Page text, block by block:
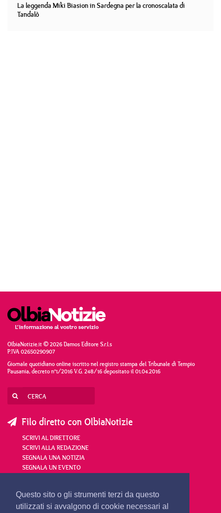
Questo sito o gli strumenti terzi da questo
utilizzati si avvalgono di cookie necessari al
La leggenda Miki Biasion in Sardegna per la cronoscalata di
Tandalò
OlbiaNotizie.it © 2026 Damos Editore S.r.l.s
P.IVA 02650290907
Giornale quotidiano online iscritto nel registro stampa del Tribunale di Tempio
Pausania, decreto n°1/2016 V.G. 248/16 depositato il 01.04.2016
Filo diretto con OlbiaNotizie
SCRIVI AL DIRETTORE
SCRIVI ALLA REDAZIONE
SEGNALA UNA NOTIZIA
SEGNALA UN EVENTO
redazione@olbianotizie.it